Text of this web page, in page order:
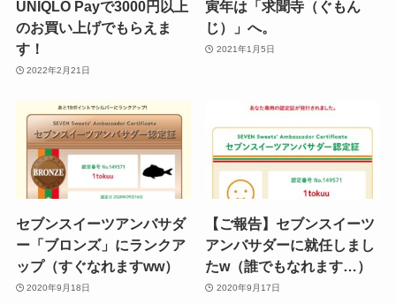
UNIQLO Payで3000円以上
のお買い上げでもらえま
す！
2022年2月21日
寅年は「求聞寺（ぐもん
じ）」へ。
2021年1月5日
セブンスイーツアンバサダ
ー「ブロンズ」にランクア
ップ（すぐなれますww）
2020年9月18日
【ご報告】セブンスイーツ
アンバサダーに就任しまし
たw（誰でもなれます…）
2020年9月17日